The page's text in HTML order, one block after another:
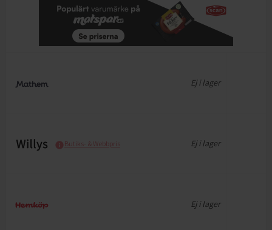
Ej i lager
Butiks- & Webbpris Ej i lager
Ej i lager